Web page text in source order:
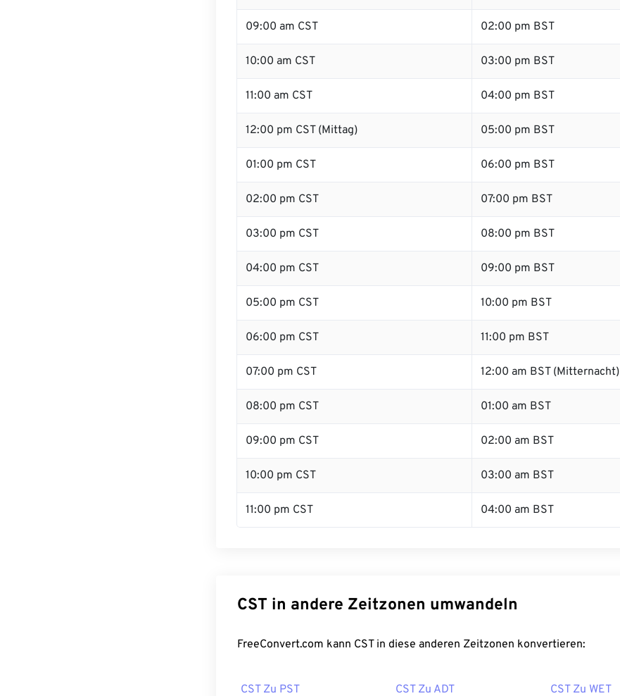
09:00 am CST 02:00 pm BST
10:00 am CST 03:00 pm BST
11:00 am CST 04:00 pm BST
12:00 pm CST (Mittag) 05:00 pm BST
01:00 pm CST 06:00 pm BST
02:00 pm CST 07:00 pm BST
03:00 pm CST 08:00 pm BST
04:00 pm CST 09:00 pm BST
05:00 pm CST 10:00 pm BST
06:00 pm CST 11:00 pm BST
07:00 pm CST 12:00 am BST (Mitternacht)
08:00 pm CST 01:00 am BST
09:00 pm CST 02:00 am BST
10:00 pm CST 03:00 am BST
11:00 pm CST 04:00 am BST
CST in andere Zeitzonen umwandeln
FreeConvert.com kann CST in diese anderen Zeitzonen konvertieren:
CST Zu PST CST Zu ADT CST Zu WET